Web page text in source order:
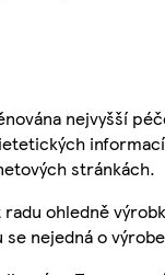
nejvyšší
stránkách.
ohledně
nejedná o